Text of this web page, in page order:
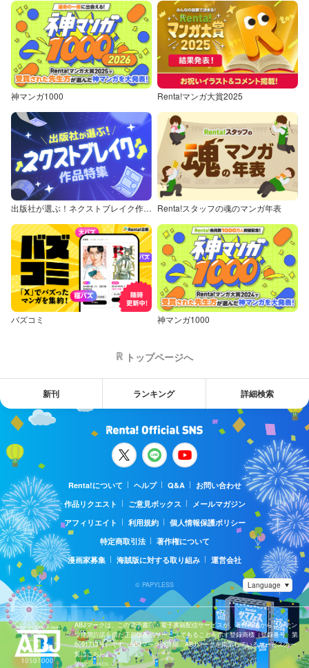
神マンガ1000 Renta!マンガ大賞2025
出版社が選ぶ！ネクストブレイク作品特集 Renta!スタッフの魂のマンガ年表
バズコミ 神マンガ1000
トップページへ
新刊 ランキング 詳細検索
Renta!について ヘルプ Q&A
お問い合わせ
作品リクエスト
ご意見ボックス
メールマガジン
アフィリエイト
利用規約
個人情報保護ポリシー
特定商取引法
著作権について
漫画家募集
海賊版に対する取り組み 運営会社
© PAPYLESS
ABJマークは、この電子書店・電子書籍配信サービスが、著作権者からコンテン
ツ使用許諾を得た正規版配信サービスであることを示す登録商標（登録番号 第
6091713号）です。ABJマークの詳細、ABJマークを掲示しているサービスの一
覧はこちら。
https://aebs.or.jp